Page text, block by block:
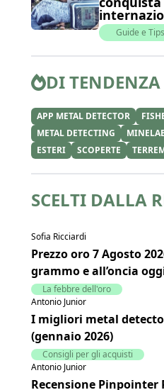
Guide e Tips
DI TENDENZA
APP METAL DETECTOR
METAL DETECTING
ESTERI
SCOPERTE
SCELTI DALLA
Sofia Ricciardi
Prezzo oro 7 Agosto
grammo e all’oncia
La febbre dell'oro
Antonio Junior
I migliori metal
(gennaio 2026)
Consigli per gli acquisti
Antonio Junior
Recensione Pinpointer